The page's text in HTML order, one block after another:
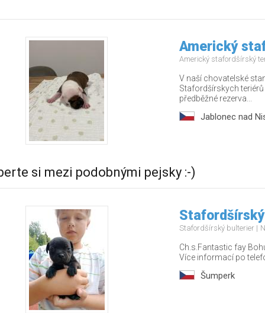
Americký
Americký stafordšírský
V naší chovatelské
Stafordšírskych
předběžné rezerva...
Jablonec nad
si mezi podobnými pejsky :-)
Stafordšírský bulterier
Ch.s.Fantastic fay
Více informací po
Šumperk